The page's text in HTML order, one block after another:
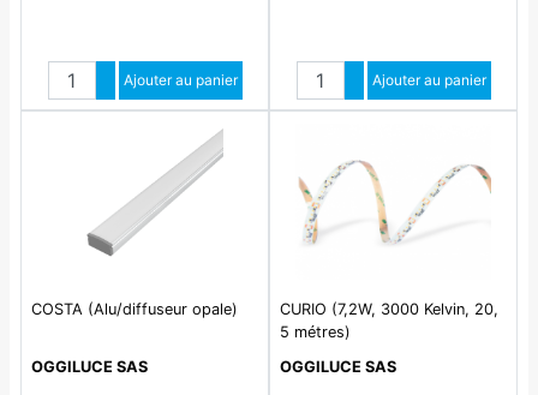
Quantité
Augmenter quantité
Diminuer quantité
Ajouter au panier Quantité
Augmenter quantité
Diminuer quantité
Ajouter au panier
COSTA (Alu/diffuseur opale)
OGGILUCE SAS
CURIO (7,2W, 3000 Kelvin, 20,
5 métres)
OGGILUCE SAS